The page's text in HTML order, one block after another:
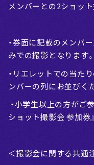
メンバーとの2ショッ
・券面に記載のメンバ
みでの撮影となります。
・リエレットでの当た
ンバーの列にお並びく
・小学生以上の方がご
ショット撮影会 参加券
＜撮影会に関する共通